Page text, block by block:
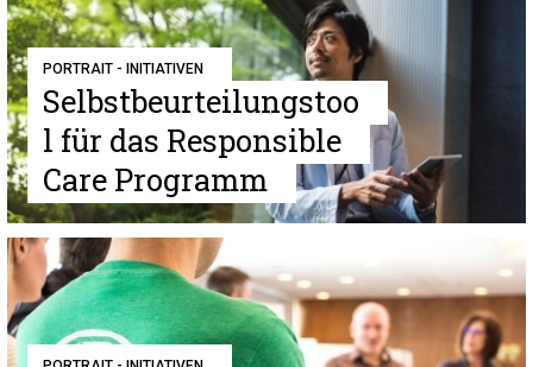
PORTRAIT - INITIATIVEN
Selbstbeurteilungstoo
l für das Responsible
Care Programm